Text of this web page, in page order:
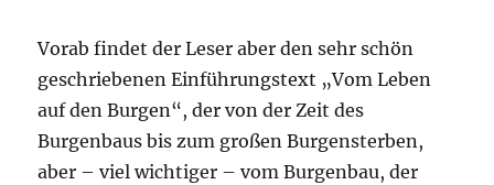
Vorab findet der Leser aber den sehr schön
geschriebenen Einführungstext „Vom Leben
auf den Burgen“, der von der Zeit des
Burgenbaus bis zum großen Burgensterben,
aber – viel wichtiger – vom Burgenbau, der